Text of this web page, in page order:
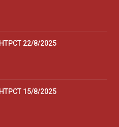
22/8/2025
15/8/2025